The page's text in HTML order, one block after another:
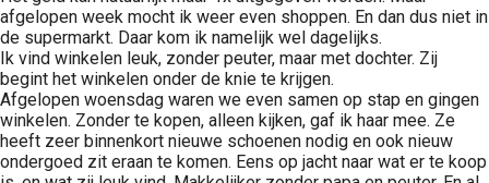
afgelopen week mocht ik weer even shoppen. En dan dus niet in
de supermarkt. Daar kom ik namelijk wel dagelijks.
Ik vind winkelen leuk, zonder peuter, maar met dochter. Zij
begint het winkelen onder de knie te krijgen.
Afgelopen woensdag waren we even samen op stap en gingen
winkelen. Zonder te kopen, alleen kijken, gaf ik haar mee. Ze
heeft zeer binnenkort nieuwe schoenen nodig en ook nieuw
ondergoed zit eraan te komen. Eens op jacht naar wat er te koop